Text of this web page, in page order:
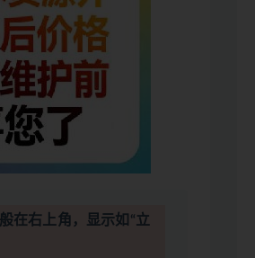
在右上角，显示如“立